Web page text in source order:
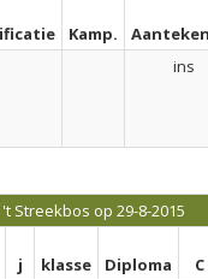
Kamp.
ins
Streekbos op 29-8-2015
j klasse Diploma
C